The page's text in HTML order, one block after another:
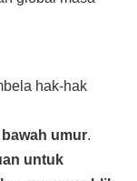
hak-hak
umur.
untuk